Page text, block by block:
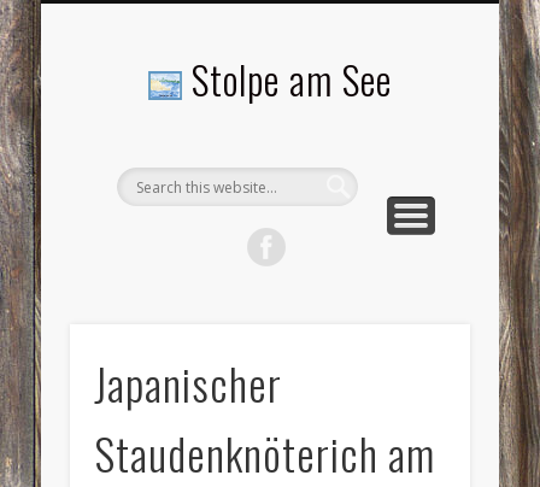
Stolpe am See
Japanischer
Staudenknöterich am